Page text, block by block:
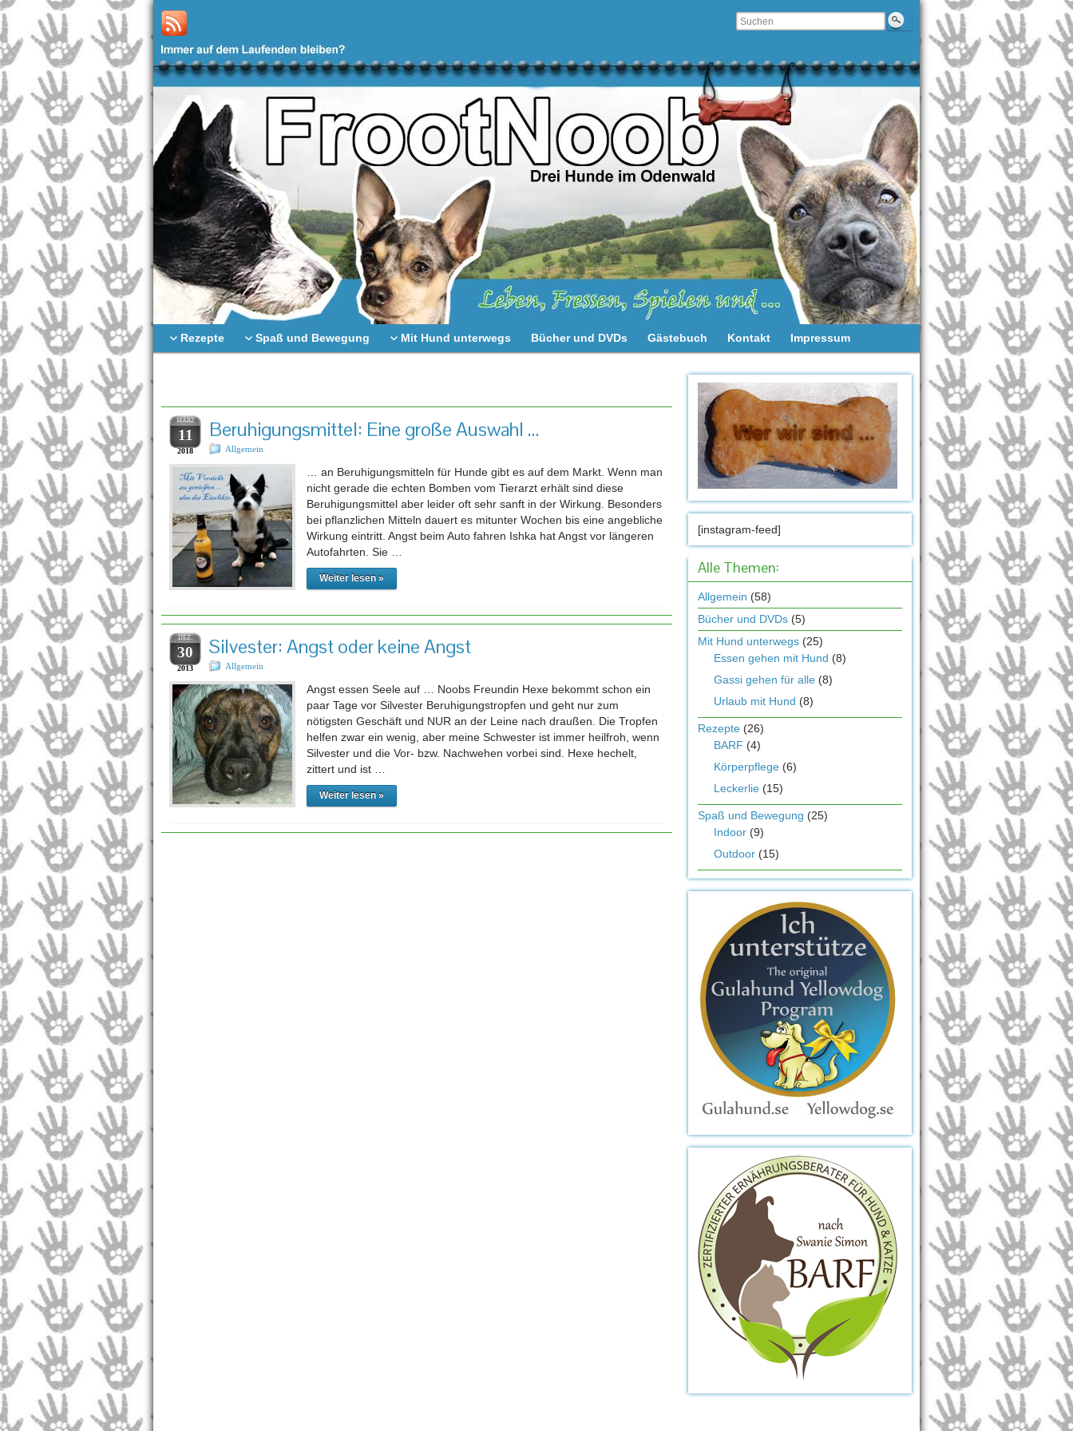
Rezepte Spaß und Bewegung Mit Hund unterwegs Bücher und DVDs Gästebuch Kontakt Impressum
MÄRZ
11
2018
Beruhigungsmittel: Eine große Auswahl …
Allgemein
… an Beruhigungsmitteln für Hunde gibt es auf dem Markt. Wenn man
nicht gerade die echten Bomben vom Tierarzt erhält sind diese
Beruhigungsmittel aber leider oft sehr sanft in der Wirkung. Besonders
bei pflanzlichen Mitteln dauert es mitunter Wochen bis eine angebliche
Wirkung eintritt. Angst beim Auto fahren Ishka hat Angst vor längeren
Autofahrten. Sie …
Weiter lesen »
DEZ.
30
2013
Silvester: Angst oder keine Angst
Allgemein
Angst essen Seele auf … Noobs Freundin Hexe bekommt schon ein
paar Tage vor Silvester Beruhigungstropfen und geht nur zum
nötigsten Geschäft und NUR an der Leine nach draußen. Die Tropfen
helfen zwar ein wenig, aber meine Schwester ist immer heilfroh, wenn
Silvester und die Vor- bzw. Nachwehen vorbei sind. Hexe hechelt,
zittert und ist …
Weiter lesen »
[instagram-feed]
Alle Themen:
Allgemein (58)
Bücher und DVDs (5)
Mit Hund unterwegs (25)
Essen gehen mit Hund (8)
Gassi gehen für alle (8)
Urlaub mit Hund (8)
Rezepte (26)
BARF (4)
Körperpflege (6)
Leckerlie (15)
Spaß und Bewegung (25)
Indoor (9)
Outdoor (15)